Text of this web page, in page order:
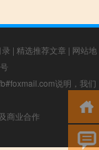
| 精选推荐文章 | 网站地
说明，我们
商业合作